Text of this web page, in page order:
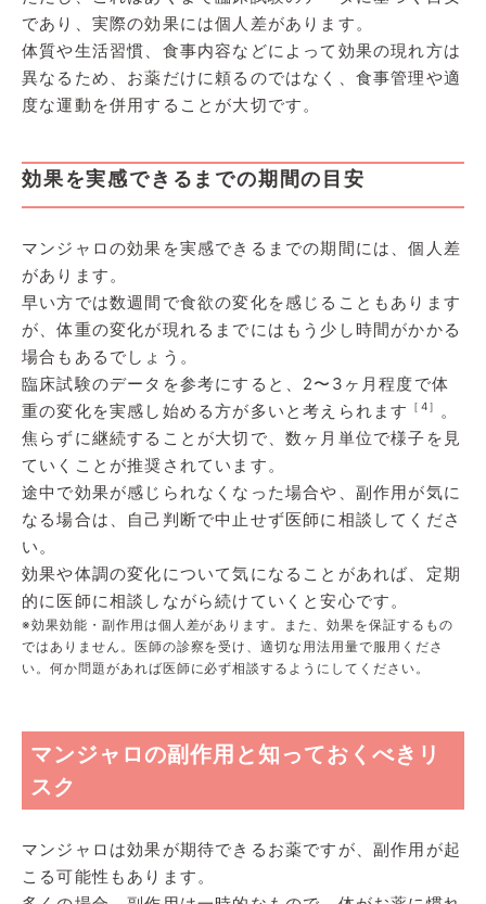
であり、実際の効果には個人差があります。
体質や生活習慣、食事内容などによって効果の現れ方は
異なるため、お薬だけに頼るのではなく、食事管理や適
度な運動を併用することが大切です。
効果を実感できるまでの期間の目安
マンジャロの効果を実感できるまでの期間には、個人差
があります。
早い方では数週間で食欲の変化を感じることもあります
が、体重の変化が現れるまでにはもう少し時間がかかる
場合もあるでしょう。
臨床試験のデータを参考にすると、2〜3ヶ月程度で体
重の変化を実感し始める方が多いと考えられます
［4］ 。
焦らずに継続することが大切で、数ヶ月単位で様子を見
ていくことが推奨されています。
途中で効果が感じられなくなった場合や、副作用が気に
なる場合は、自己判断で中止せず医師に相談してくださ
い。
効果や体調の変化について気になることがあれば、定期
的に医師に相談しながら続けていくと安心です。
※効果効能・副作用は個人差があります。また、効果を保証するもの
ではありません。医師の診察を受け、適切な用法用量で服用くださ
い。何か問題があれば医師に必ず相談するようにしてください。
マンジャロの副作用と知っておくべきリ
スク
マンジャロは効果が期待できるお薬ですが、副作用が起
こる可能性もあります。